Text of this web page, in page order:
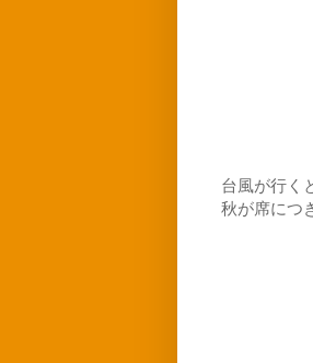
台風が行く
秋が席につ